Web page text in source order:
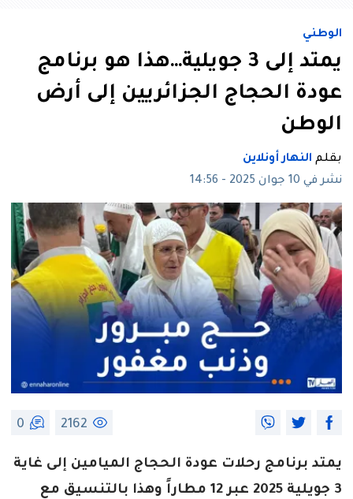
الوطني
يمتد إلى 3 جويلية…هذا هو برنامج
عودة الحجاج الجزائريين إلى أرض
الوطن
بقلم النهار أونلاين
نشر في 10 جوان 2025 - 14:56
2162
0
يمتد برنامج رحلات عودة الحجاج الميامين إلى غاية
3 جويلية 2025 عبر 12 مطاراً وهذا بالتنسيق مع